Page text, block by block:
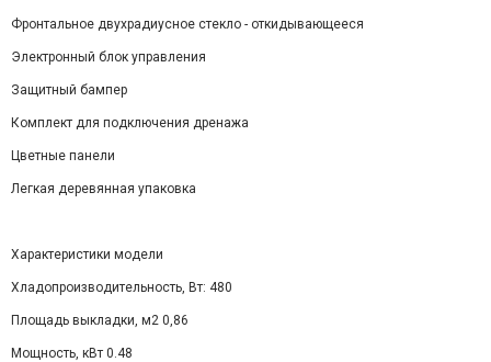
Фронтальное двухрадиусное стекло - откидывающееся
Электронный блок управления
Защитный бампер
Комплект для подключения дренажа
Цветные панели
Легкая деревянная упаковка
Характеристики модели
Хладопроизводительность, Вт: 480
Площадь выкладки, м2 0,86
Мощность, кВт 0.48